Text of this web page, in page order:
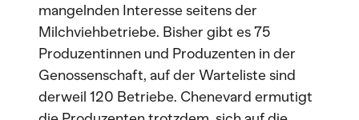
mangelnden Interesse seitens der
Milchviehbetriebe. Bisher gibt es 75
Produzentinnen und Produzenten in der
Genossenschaft, auf der Warteliste sind
derweil 120 Betriebe. Chenevard ermutigt